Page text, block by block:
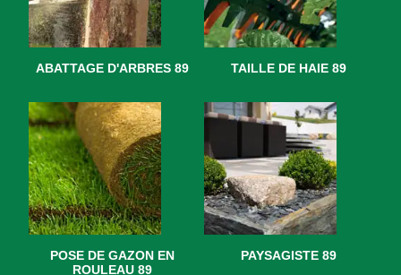
ABATTAGE D'ARBRES 89 TAILLE DE HAIE 89
POSE DE GAZON EN
ROULEAU 89
PAYSAGISTE 89